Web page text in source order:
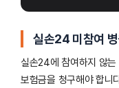
실손24 미참여
실손24에 참여하지 않
보험금을 청구해야 합니